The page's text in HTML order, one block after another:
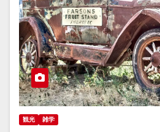
観光 雑学